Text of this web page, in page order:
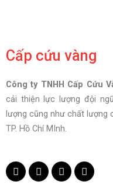
Cấp cứu vàng
Công ty TNHH Cấp Cứu
cải thiện lực lượng đội
lượng cũng như chất
TP. Hồ Chí MInh.